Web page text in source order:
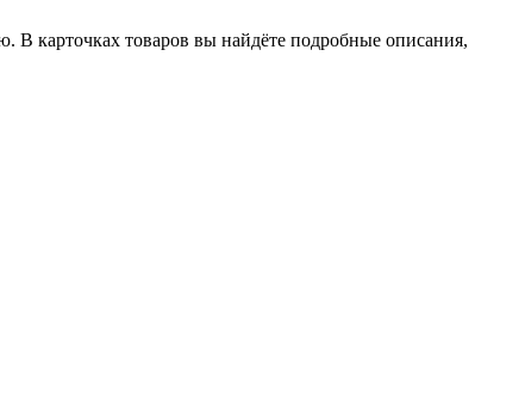
В карточках товаров вы найдёте подробные описания,